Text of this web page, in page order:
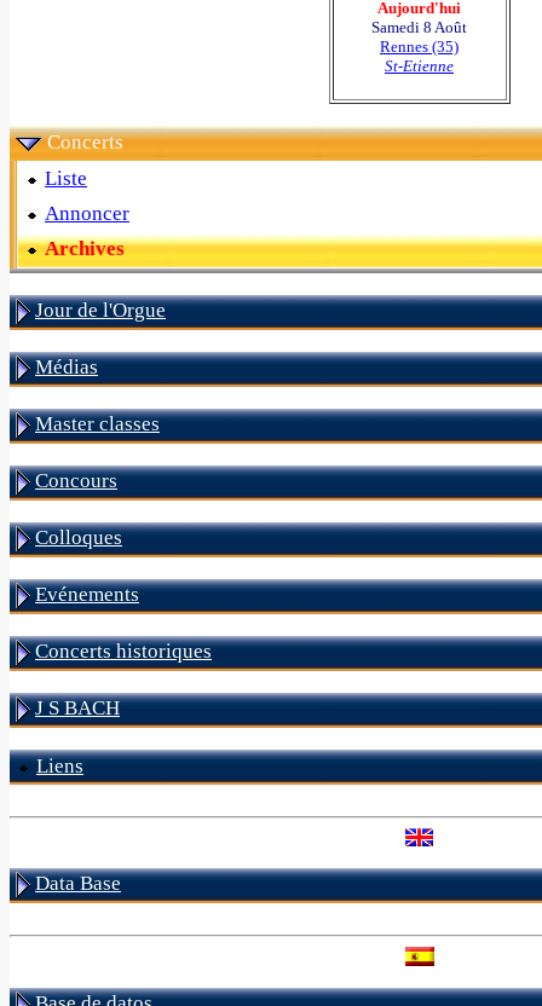
Aujourd'hui
Samedi 8 Août
Rennes (35)
St-Etienne
Concerts
Liste
Annoncer
Archives
Jour de l'Orgue
Médias
Master classes
Concours
Colloques
Evénements
Concerts historiques
J S BACH
Liens
Data Base